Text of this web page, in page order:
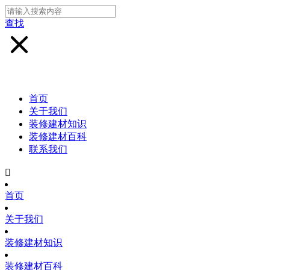
查找
首页
关于我们
装修建材知识
装修建材百科
联系我们

首页
关于我们
装修建材知识
装修建材百科